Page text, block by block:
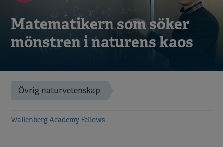
Matematikern som söker
mönstren i naturens kaos
Övrig naturvetenskap
Wallenberg Academy Fellows